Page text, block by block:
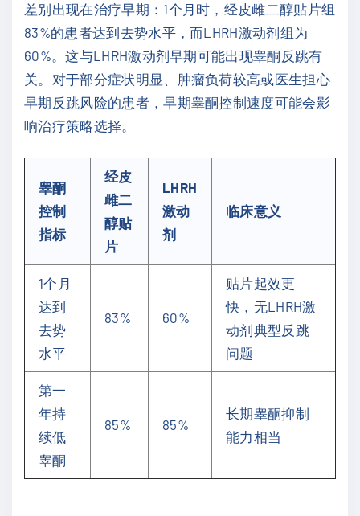
差别出现在治疗早期：1个月时，经皮雌二醇贴片组
83%的患者达到去势水平，而LHRH激动剂组为
60%。这与LHRH激动剂早期可能出现睾酮反跳有
关。对于部分症状明显、肿瘤负荷较高或医生担心
早期反跳风险的患者，早期睾酮控制速度可能会影
响治疗策略选择。
睾酮
控制
指标
经皮
雌二
醇贴
片
LHRH
激动
剂
临床意义
1个月
达到
去势
水平
83% 60%
贴片起效更
快，无LHRH激
动剂典型反跳
问题
第一
年持
续低
睾酮
85% 85%
长期睾酮抑制
能力相当